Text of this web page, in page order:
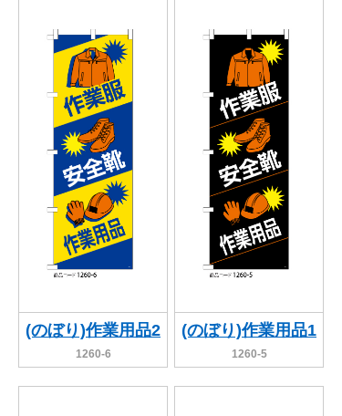
(のぼり)作業用品2
1260-6
(のぼり)作業用品1
1260-5